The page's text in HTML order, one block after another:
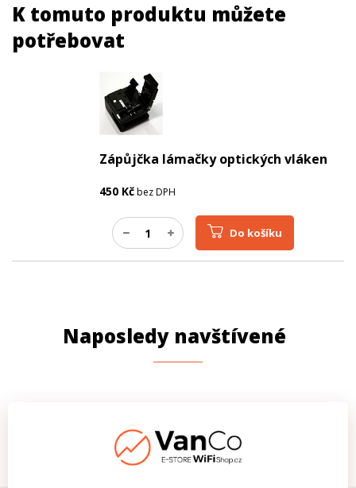
K tomuto produktu můžete
potřebovat
Zápůjčka lámačky optických vláken
450 Kčbez DPH
Do košíku
Naposledy navštívené